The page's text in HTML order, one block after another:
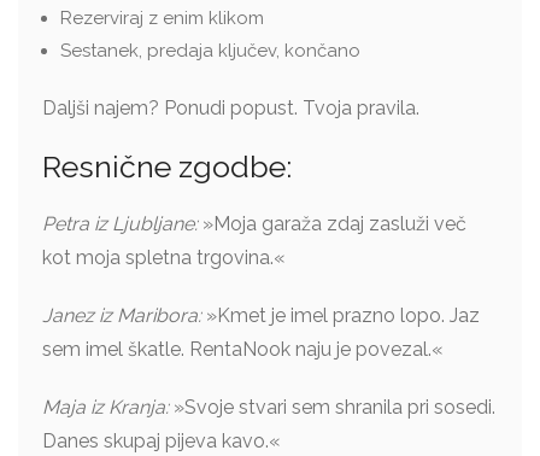
Rezerviraj z enim klikom
Sestanek, predaja ključev, končano
Daljši najem? Ponudi popust. Tvoja pravila.
Resnične zgodbe:
Petra iz Ljubljane:»Moja garaža zdaj zasluži več
kot moja spletna trgovina.«
Janez iz Maribora:»Kmet je imel prazno lopo. Jaz
sem imel škatle. RentaNook naju je povezal.«
Maja iz Kranja:»Svoje stvari sem shranila pri sosedi.
Danes skupaj pijeva kavo.«